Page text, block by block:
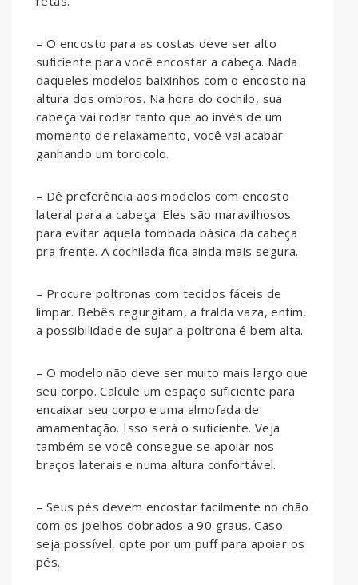
– O encosto para as costas deve ser alto
suficiente para você encostar a cabeça. Nada
daqueles modelos baixinhos com o encosto na
altura dos ombros. Na hora do cochilo, sua
cabeça vai rodar tanto que ao invés de um
momento de relaxamento, você vai acabar
ganhando um torcicolo.
– Dê preferência aos modelos com encosto
lateral para a cabeça. Eles são maravilhosos
para evitar aquela tombada básica da cabeça
pra frente. A cochilada fica ainda mais segura.
– Procure poltronas com tecidos fáceis de
limpar. Bebês regurgitam, a fralda vaza, enfim,
a possibilidade de sujar a poltrona é bem alta.
– O modelo não deve ser muito mais largo que
seu corpo. Calcule um espaço suficiente para
encaixar seu corpo e uma almofada de
amamentação. Isso será o suficiente. Veja
também se você consegue se apoiar nos
braços laterais e numa altura confortável.
– Seus pés devem encostar facilmente no chão
com os joelhos dobrados a 90 graus. Caso
seja possível, opte por um puff para apoiar os
pés.